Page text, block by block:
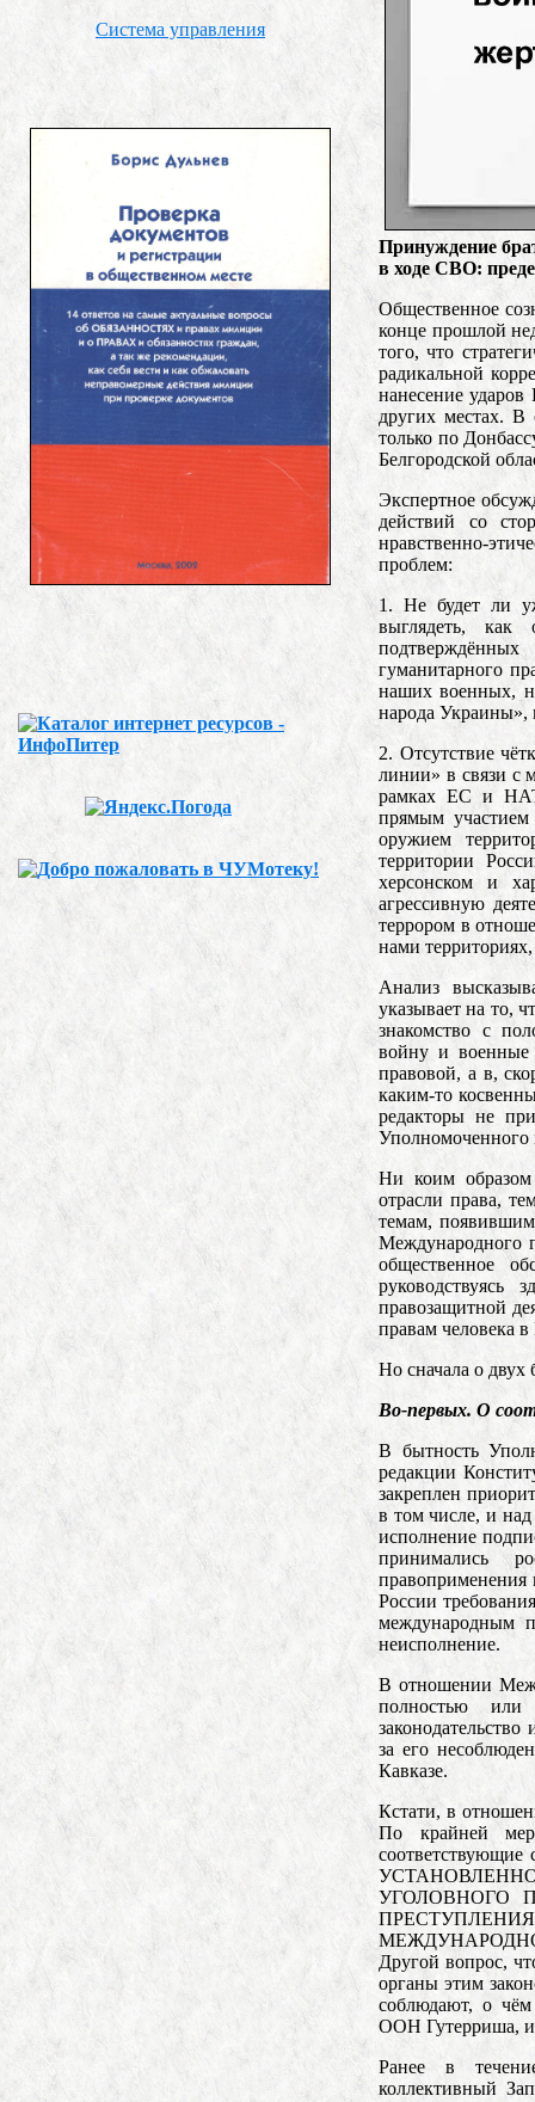
Система управления
Принуждение
в ходе СВО:
Общественное
конце прошлой
того, что
радикальной
нанесение
других местах.
только по
Белгородской
Экспертное
действий со
нравственно-
проблем:
1. Не будет ли
выглядеть,
гуманитарного
наших военных,
народа Украины»,
2. Отсутствие
линии» в связи с
рамках ЕС и
прямым
оружием
территории
херсонском и
агрессивную
террором в
нами
Анализ
указывает на то,
знакомство с
войну и военные
правовой, а в,
каким-то
редакторы не
Уполномоченного
Ни коим образом
отрасли права,
темам,
Международного
общественное
правозащитной
правам человека
Но сначала о двух
Во-первых. О
В бытность
редакции
закреплен
в том числе, и
исполнение
принимались
России
международным
неисполнение.
В отношении
полностью или
за его
Кавказе.
Кстати, в
По крайней
УГОЛОВНОГО
Другой вопрос,
органы этим
соблюдают, о
ООН Гутерриша, и
Ранее в
коллективный